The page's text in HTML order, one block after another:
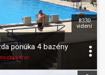
ponúka 4 bazény
8330
videní